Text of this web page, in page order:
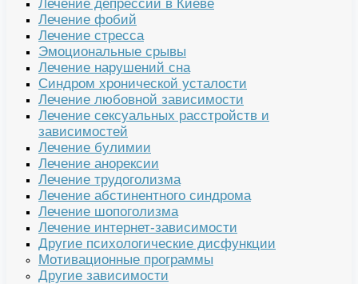
Лечение депрессии в Киеве
Лечение фобий
Лечение стресса
Эмоциональные срывы
Лечение нарушений сна
Синдром хронической усталости
Лечение любовной зависимости
Лечение сексуальных расстройств и
зависимостей
Лечение булимии
Лечение анорексии
Лечение трудоголизма
Лечение абстинентного синдрома
Лечение шопоголизма
Лечение интернет-зависимости
Другие психологические дисфункции
Мотивационные программы
Другие зависимости